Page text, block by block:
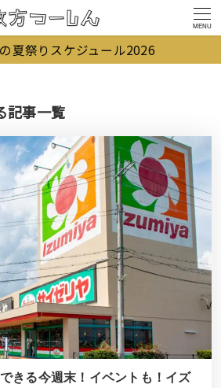
MENU
夏祭りスケジュール2026
記事一覧
きる今週末！イベントも！イズ